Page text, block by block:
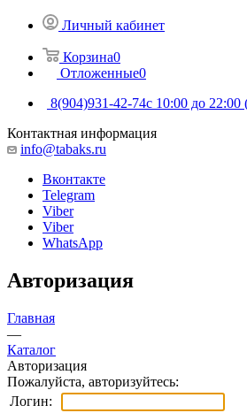
Личный кабинет
Корзина0
Отложенные0
8(904)931-42-74с 10:00 до 22:00
Контактная информация
info@tabaks.ru
Вконтакте
Telegram
Viber
Viber
WhatsApp
Авторизация
Главная
—
Каталог
Авторизация
Пожалуйста, авторизуйтесь:
Логин: